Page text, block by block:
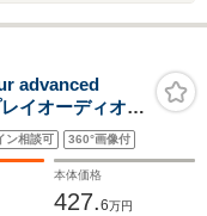
advanced
イオーディオ
置/シートヒー
線逸脱防止支援
ン相談可 360°画像付
本体価格
427.6万円